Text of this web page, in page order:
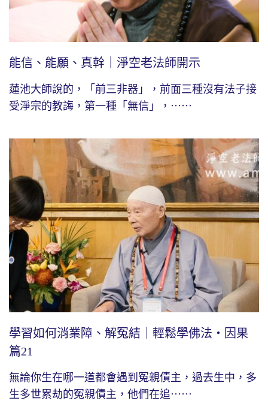
能信、能願、真幹｜淨空老法師開示
蓮池大師說的，「前三非器」，前面三種沒有法子接
受淨宗的教誨，第一種「無信」，⋯⋯
學習如何消業障、解冤結｜輕鬆學佛法・因果
篇21
無論你生在哪一道都會遇到冤親債主，過去生中，多
生多世累劫的冤親債主，他們在追⋯⋯